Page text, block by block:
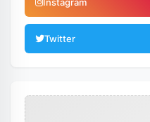
Twitter